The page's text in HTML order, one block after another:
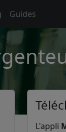
Guides
L'appli